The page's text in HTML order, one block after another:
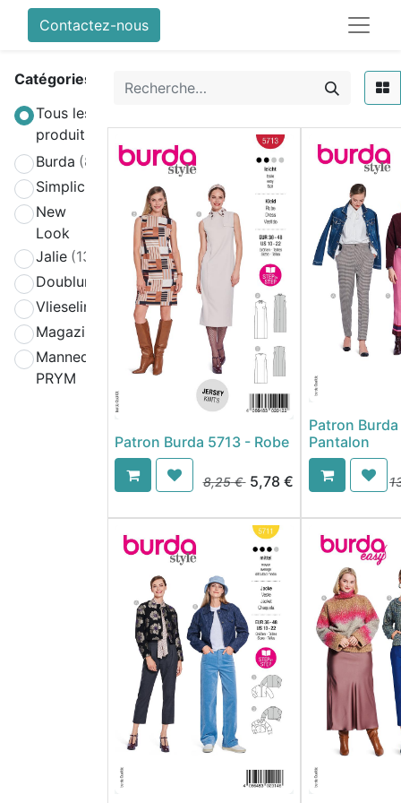
Contactez-nous
Catégories
Tous les
produits
Burda (808)
Simplicity
New
Look
(270)
Jalie (139)
Doublure
Vlieseline
Magazines
(19)
Mannequin
PRYM
(4)
Patron Burda 5713 - Robe
8,25€ 5,78 €
Patron
Pantalon